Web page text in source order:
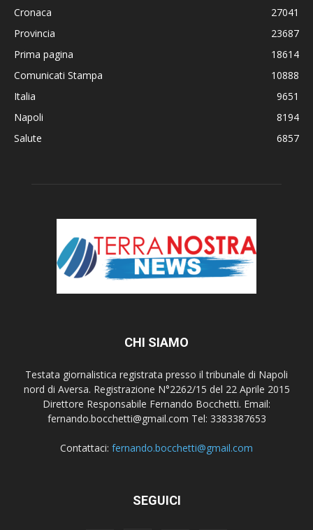
Cronaca
27041
Provincia
23687
Prima pagina
18614
Comunicati Stampa
10888
Italia
9651
Napoli
8194
Salute
6857
CHI SIAMO
Testata giornalistica registrata presso il tribunale di Napoli
nord di Aversa. Registrazione N°2262/15 del 22 Aprile 2015
Direttore Responsabile Fernando Bocchetti. Email:
fernando.bocchetti@gmail.com Tel: 3383387653
Contattaci: fernando.bocchetti@gmail.com
SEGUICI